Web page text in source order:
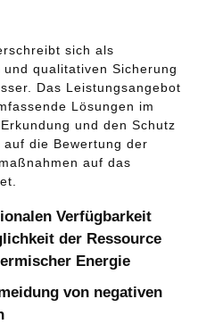
sich als
qualitativen Sicherung
Das Leistungsangebot
Lösungen im
und den Schutz
die Bewertung der
auf das
Verfügbarkeit
der Ressource
Energie
von negativen